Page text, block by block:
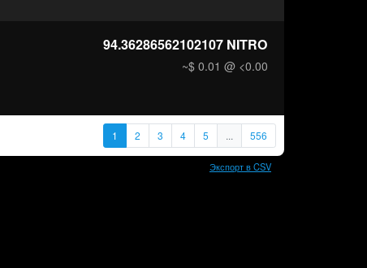
94.36286562102107 NITRO
~$ 0.01 @ <0.00
1 2 3 4 5 ... 556
Экспорт в CSV